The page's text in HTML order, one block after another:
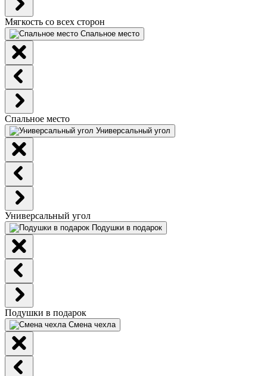
Мягкость со всех сторон
Спальное место
Спальное место
Универсальный угол
Универсальный угол
Подушки в подарок
Подушки в подарок
Смена чехла